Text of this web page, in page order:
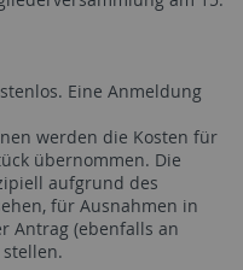
Eine Anmeldung
werden die Kosten für
übernommen. Die
aufgrund des
für Ausnahmen in
Antrag (ebenfalls an
stellen.